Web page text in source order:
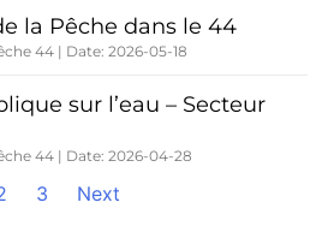
la Pêche dans le 44
44 Date: 2026-05-18
sur l’eau – Secteur
44 Date: 2026-04-28
3 Next